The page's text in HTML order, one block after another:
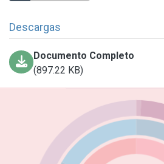
Descargas
Documento Completo
(897.22 KB)